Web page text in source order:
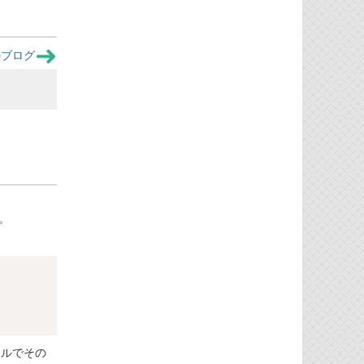
ログ
でその